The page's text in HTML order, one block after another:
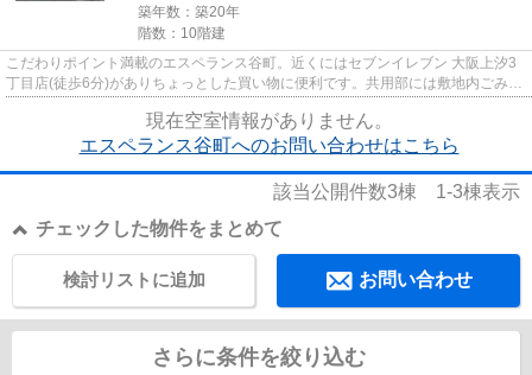
築年数：築20年
階数：10階建
こだわりポイント満載のエスペランス谷町。近くにはセブンイレブン 大阪上汐3
丁目店(徒歩6分)がありちょっとした買い物に便利です。共用部には敷地内ごみ置
き場・エレベータなどが揃っ...
現在空室情報がありません。
エスペランス谷町へのお問い合わせはこちら
該当公開件数3棟 1-3棟表示
チェックした物件をまとめて
お問い合わせ
検討リストに追加
さらに条件を絞り込む